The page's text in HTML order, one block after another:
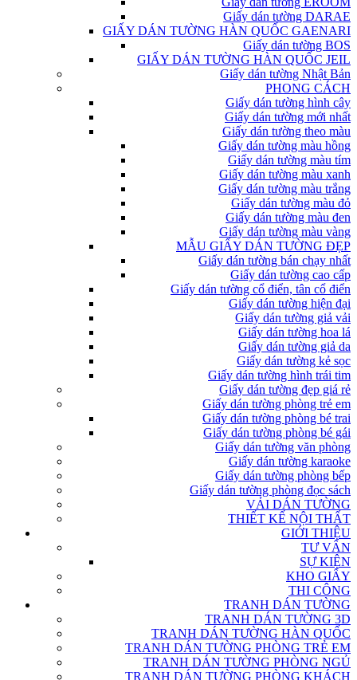
Giấy dán tường DARAE
GIẤY DÁN TƯỜNG HÀN QUỐC GAENARI
Giấy dán tường BOS
GIẤY DÁN TƯỜNG HÀN QUỐC JEIL
Giấy dán tường Nhật Bản
PHONG CÁCH
Giấy dán tường hình cây
Giấy dán tường mới nhất
Giấy dán tường theo màu
Giấy dán tường màu hồng
Giấy dán tường màu tím
Giấy dán tường màu xanh
Giấy dán tường màu trắng
Giấy dán tường màu đỏ
Giấy dán tường màu đen
Giấy dán tường màu vàng
MẪU GIẤY DÁN TƯỜNG ĐẸP
Giấy dán tường bán chạy nhất
Giấy dán tường cao cấp
Giấy dán tường cổ điển, tân cổ điển
Giấy dán tường hiện đại
Giấy dán tường giả vải
Giấy dán tường hoa lá
Giấy dán tường giả da
Giấy dán tường kẻ sọc
Giấy dán tường hình trái tim
Giấy dán tường đẹp giá rẻ
Giấy dán tường phòng trẻ em
Giấy dán tường phòng bé trai
Giấy dán tường phòng bé gái
Giấy dán tường văn phòng
Giấy dán tường karaoke
Giấy dán tường phòng bếp
Giấy dán tường phòng đọc sách
VẢI DÁN TƯỜNG
THIẾT KẾ NỘI THẤT
GIỚI THIỆU
TƯ VẤN
SỰ KIỆN
KHO GIẤY
THI CÔNG
TRANH DÁN TƯỜNG
TRANH DÁN TƯỜNG 3D
TRANH DÁN TƯỜNG HÀN QUỐC
TRANH DÁN TƯỜNG PHÒNG TRẺ EM
TRANH DÁN TƯỜNG PHÒNG NGỦ
TRANH DÁN TƯỜNG PHÒNG KHÁCH